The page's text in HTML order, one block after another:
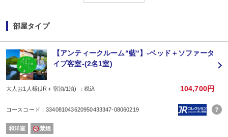
かつて湖であったこの地には今も桃源郷のような穏やかな時間が流れています
女神・宇奈岐姫の神話や、
万葉の歌に詠まれた由布岳の姿は、
時を越えて静けさを伝えます。
湯布院の夏は標高の高さから
大分市内より6〜7℃ほど涼しく、
澄んだ空気と山の風、
朝霧に包まれる避暑地ならではの気候。
暑さを忘れ心と体がほどけていく上品な
夏時間をお過ごしください。
冷えた生ビールや、由布岳の恵みを感じる天然水をご用意しております。
火照った身体に、由布院の涼が静かに沁みわたります。
朝は、澄んだ空気の中で迎える朝風呂から。
部屋タイプ
【アンティークルーム“藍“】-ベッド＋ソファータ
イプ客室-(2名1室)
大人お1人様(JR＋宿泊/1泊) ：税込 104,700円
コースコード：334081043620950433347-08060219
和洋室 禁煙